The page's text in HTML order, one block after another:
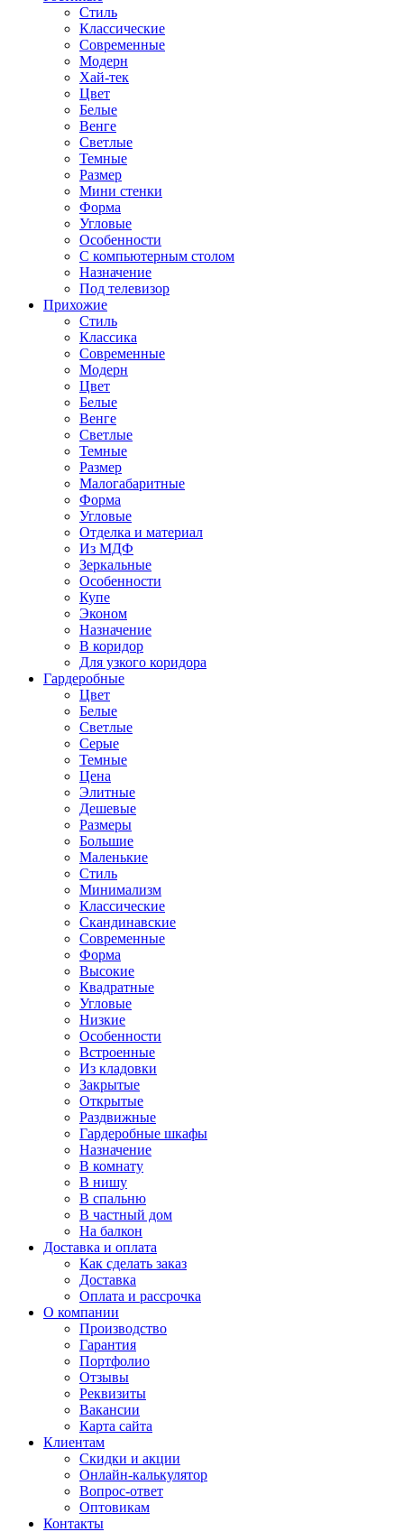
Стиль
Классические
Современные
Модерн
Хай-тек
Цвет
Белые
Венге
Светлые
Темные
Размер
Мини стенки
Форма
Угловые
Особенности
С компьютерным столом
Назначение
Под телевизор
Прихожие
Стиль
Классика
Современные
Модерн
Цвет
Белые
Венге
Светлые
Темные
Размер
Малогабаритные
Форма
Угловые
Отделка и материал
Из МДФ
Зеркальные
Особенности
Купе
Эконом
Назначение
В коридор
Для узкого коридора
Гардеробные
Цвет
Белые
Светлые
Серые
Темные
Цена
Элитные
Дешевые
Размеры
Большие
Маленькие
Стиль
Минимализм
Классические
Скандинавские
Современные
Форма
Высокие
Квадратные
Угловые
Низкие
Особенности
Встроенные
Из кладовки
Закрытые
Открытые
Раздвижные
Гардеробные шкафы
Назначение
В комнату
В нишу
В спальню
В частный дом
На балкон
Доставка и оплата
Как сделать заказ
Доставка
Оплата и рассрочка
О компании
Производство
Гарантия
Портфолио
Отзывы
Реквизиты
Вакансии
Карта сайта
Клиентам
Скидки и акции
Онлайн-калькулятор
Вопрос-ответ
Оптовикам
Контакты